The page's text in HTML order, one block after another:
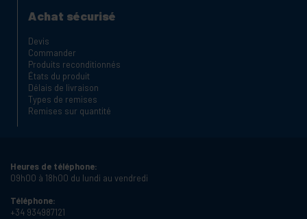
Achat sécurisé
Devis
Commander
Produits reconditionnés
États du produit
Délais de livraison
Types de remises
Remises sur quantité
Heures de téléphone:
09h00 à 18h00 du lundi au vendredi
Téléphone:
+34 934987121